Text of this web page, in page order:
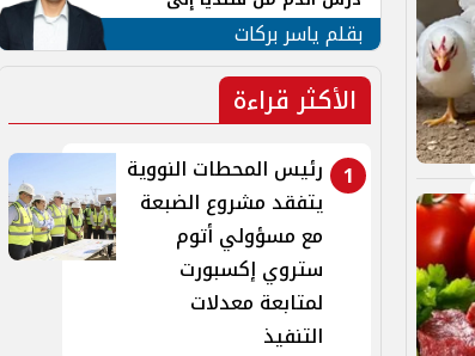
جنوب لبنان
بقلم ياسر بركات
الأكثر قراءة
1
رئيس المحطات النووية
يتفقد مشروع الضبعة
مع مسؤولي أتوم
ستروي إكسبورت
لمتابعة معدلات
التنفيذ